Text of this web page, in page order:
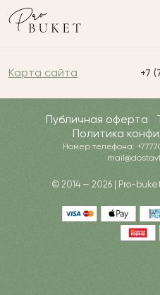
Карта сайта +7
Публичная оферта
Политика
Номер телефона:
© 2014 — 2026 | Pro-